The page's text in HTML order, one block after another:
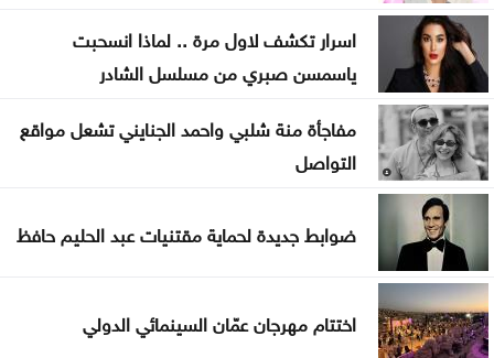
اسرار تكشف لاول مرة .. لماذا انسحبت
ياسمسن صبري من مسلسل الشادر
مفاجأة منة شلبي واحمد الجنايني تشعل مواقع
التواصل
ضوابط جديدة لحماية مقتنيات عبد الحليم حافظ
اختتام مهرجان عمّان السينمائي الدولي